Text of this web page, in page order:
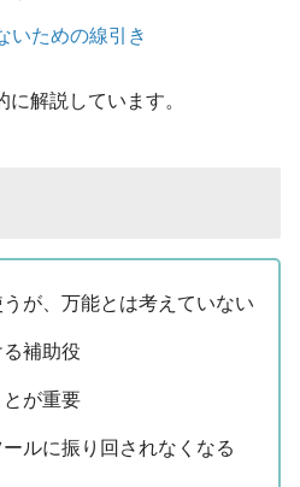
いための線引き
解説しています。
が、万能とは考えていない
補助役
が重要
ルに振り回されなくなる